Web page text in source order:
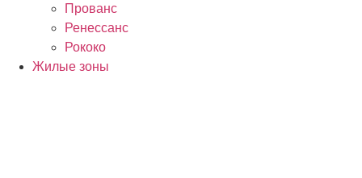
Прованс
Ренессанс
Рококо
Жилые зоны